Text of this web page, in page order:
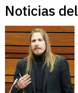
Noticias del